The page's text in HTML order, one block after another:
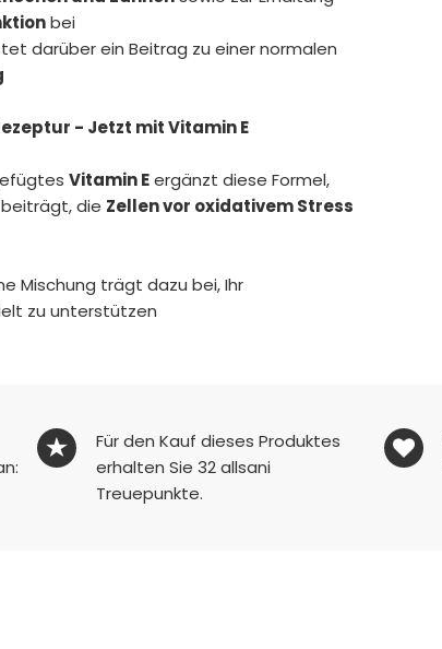
bei
darüber ein Beitrag zu einer normalen
- Jetzt mit Vitamin E
Vitamin Eergänzt diese Formel,
die Zellen vor oxidativem Stress
Mischung trägt dazu bei, Ihr
zu unterstützen
Für den Kauf dieses Produktes
erhalten Sie32allsani
Treuepunkte.